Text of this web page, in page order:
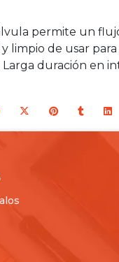
permite un
limpio de usar
Larga duración en